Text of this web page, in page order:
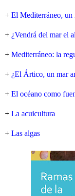
+ El Mediterráneo, un
+ ¿Vendrá del mar el
+ Mediterráneo: la
+ ¿El Ártico, un mar
+ El océano como
+ La acuicultura
+ Las algas